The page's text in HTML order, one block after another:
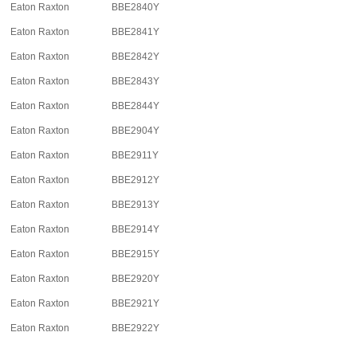
Eaton Raxton BBE2840Y
Eaton Raxton BBE2841Y
Eaton Raxton BBE2842Y
Eaton Raxton BBE2843Y
Eaton Raxton BBE2844Y
Eaton Raxton BBE2904Y
Eaton Raxton BBE2911Y
Eaton Raxton BBE2912Y
Eaton Raxton BBE2913Y
Eaton Raxton BBE2914Y
Eaton Raxton BBE2915Y
Eaton Raxton BBE2920Y
Eaton Raxton BBE2921Y
Eaton Raxton BBE2922Y